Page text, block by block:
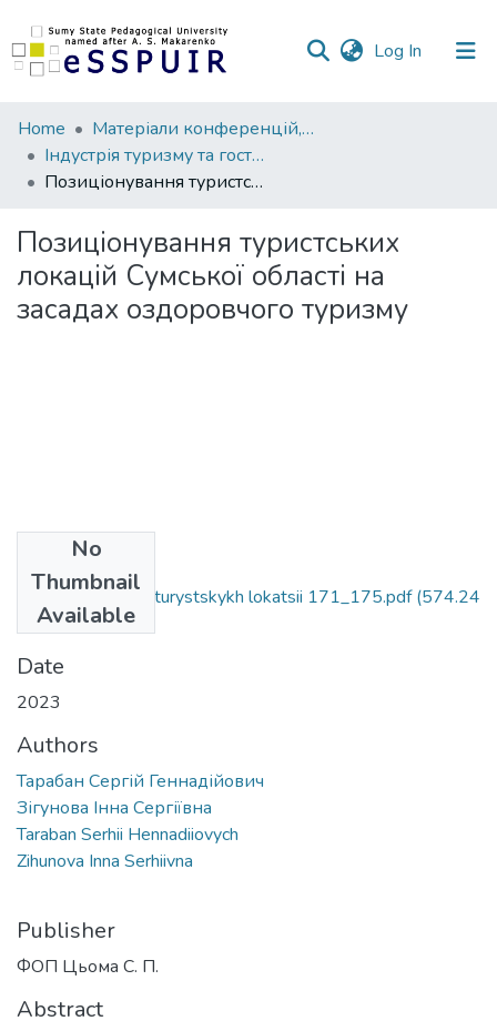
Log In (current)
Communities
&
Collections
Statistics
Home
Матеріали конференцій, семінарів, читань
Індустрія туризму та гостинності: досвід, проблеми, перспективи
Позиціонування туристських локацій Сумської області на засадах оздоровчого туризму
Позиціонування туристських
локацій Сумської області на
засадах оздоровчого туризму
No
Thumbnail
Available
Pozytsionuvannia turystskykh lokatsii 171_175.pdf(574.24
KB)
Date
2023
Authors
Тарабан Сергій Геннадійович
Зігунова Інна Сергіївна
Taraban Serhii Hennadiiovych
Zihunova Inna Serhiivna
Publisher
ФОП Цьома С. П.
Abstract